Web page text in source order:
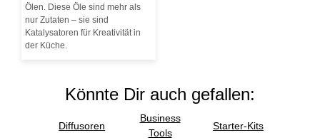
Ölen. Diese Öle sind mehr als
nur Zutaten – sie sind
Katalysatoren für Kreativität in
der Küche.
Könnte Dir auch gefallen:
Diffusoren
Business
Tools
Starter-Kits